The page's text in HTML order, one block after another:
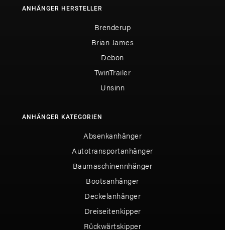
ANHÄNGER HERSTELLER
Brenderup
Brian James
Debon
TwinTrailer
Unsinn
ANHÄNGER KATEGORIEN
Absenkanhänger
Autotransportanhänger
Baumaschinennhänger
Bootsanhänger
Deckelanhänger
Dreiseitenkipper
Rückwärtskipper